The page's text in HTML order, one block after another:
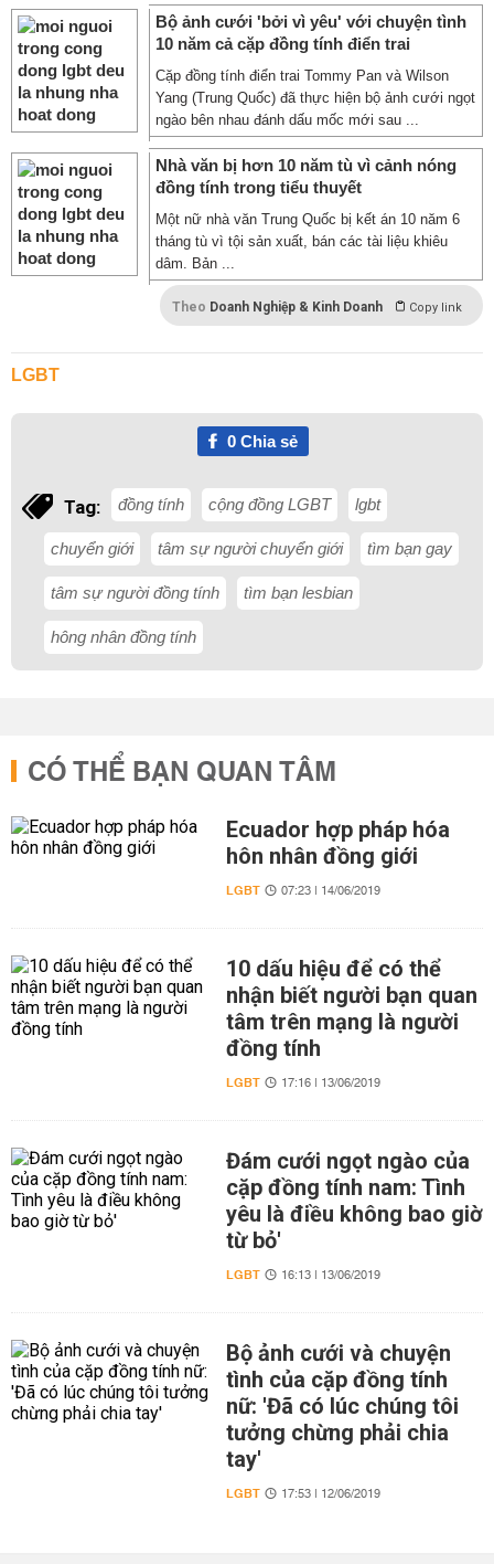
Bộ ảnh cưới 'bởi vì yêu' với chuyện tình
10 năm cả cặp đồng tính điển trai
Cặp đồng tính điển trai Tommy Pan và Wilson
Yang (Trung Quốc) đã thực hiện bộ ảnh cưới ngọt
ngào bên nhau đánh dấu mốc mới sau ...
Nhà văn bị hơn 10 năm tù vì cảnh nóng
đồng tính trong tiểu thuyết
Một nữ nhà văn Trung Quốc bị kết án 10 năm 6
tháng tù vì tội sản xuất, bán các tài liệu khiêu
dâm. Bản ...
Theo Doanh Nghiệp & Kinh Doanh Copy link
LGBT
0Chia sẻ
Tag: đồng tính cộng đồng LGBT lgbt
chuyển giới tâm sự người chuyển giới tìm bạn gay
tâm sự người đồng tính tìm bạn lesbian
hông nhân đồng tính
CÓ THỂ BẠN QUAN TÂM
Ecuador hợp pháp hóa
hôn nhân đồng giới
LGBT 07:23 | 14/06/2019
10 dấu hiệu để có thể
nhận biết người bạn quan
tâm trên mạng là người
đồng tính
LGBT 17:16 | 13/06/2019
Đám cưới ngọt ngào của
cặp đồng tính nam: Tình
yêu là điều không bao giờ
từ bỏ'
LGBT 16:13 | 13/06/2019
Bộ ảnh cưới và chuyện
tình của cặp đồng tính
nữ: 'Đã có lúc chúng tôi
tưởng chừng phải chia
tay'
LGBT 17:53 | 12/06/2019